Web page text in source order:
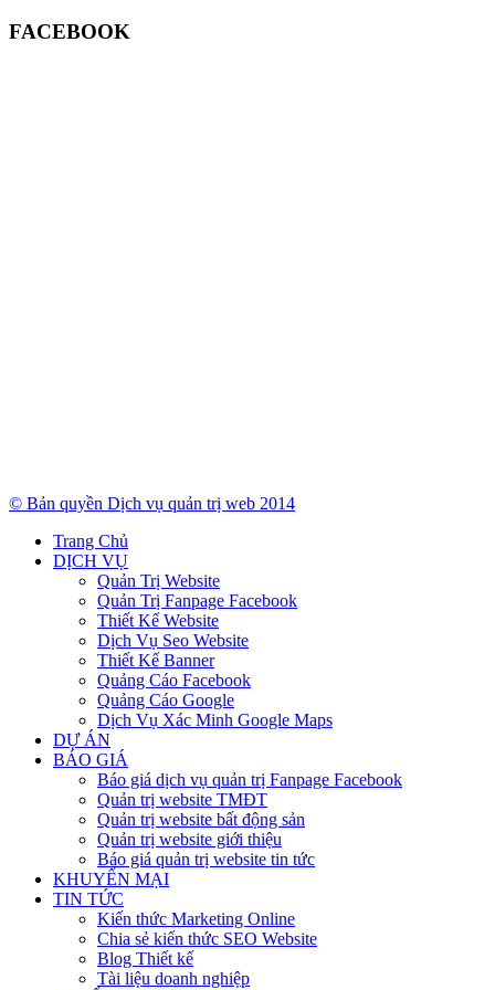
FACEBOOK
© Bản quyền Dịch vụ quản trị web 2014
Trang Chủ
DỊCH VỤ
Quản Trị Website
Quản Trị Fanpage Facebook
Thiết Kế Website
Dịch Vụ Seo Website
Thiết Kế Banner
Quảng Cáo Facebook
Quảng Cáo Google
Dịch Vụ Xác Minh Google Maps
DỰ ÁN
BÁO GIÁ
Báo giá dịch vụ quản trị Fanpage Facebook
Quản trị website TMĐT
Quản trị website bất động sản
Quản trị website giới thiệu
Báo giá quản trị website tin tức
KHUYẾN MẠI
TIN TỨC
Kiến thức Marketing Online
Chia sẻ kiến thức SEO Website
Blog Thiết kế
Tài liệu doanh nghiệp